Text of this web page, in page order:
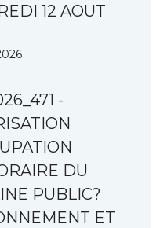
12 AOUT
-
DU
PUBLIC?
ET